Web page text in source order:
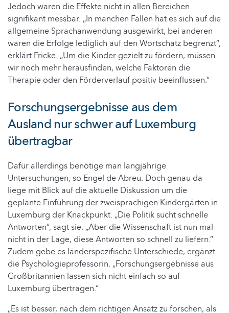
Jedoch waren die Effekte nicht in allen Bereichen
signifikant messbar. „In manchen Fällen hat es sich auf die
allgemeine Sprachanwendung ausgewirkt, bei anderen
waren die Erfolge lediglich auf den Wortschatz begrenzt“,
erklärt Fricke. „Um die Kinder gezielt zu fördern, müssen
wir noch mehr herausfinden, welche Faktoren die
Therapie oder den Förderverlauf positiv beeinflussen.“
Forschungsergebnisse aus dem
Ausland nur schwer auf Luxemburg
übertragbar
Dafür allerdings benötige man langjährige
Untersuchungen, so Engel de Abreu. Doch genau da
liege mit Blick auf die aktuelle Diskussion um die
geplante Einführung der zweisprachigen Kindergärten in
Luxemburg der Knackpunkt. „Die Politik sucht schnelle
Antworten“, sagt sie. „Aber die Wissenschaft ist nun mal
nicht in der Lage, diese Antworten so schnell zu liefern.“
Zudem gebe es länderspezifische Unterschiede, ergänzt
die Psychologieprofessorin. „Forschungsergebnisse aus
Großbritannien lassen sich nicht einfach so auf
Luxemburg übertragen.“
„Es ist besser, nach dem richtigen Ansatz zu forschen, als